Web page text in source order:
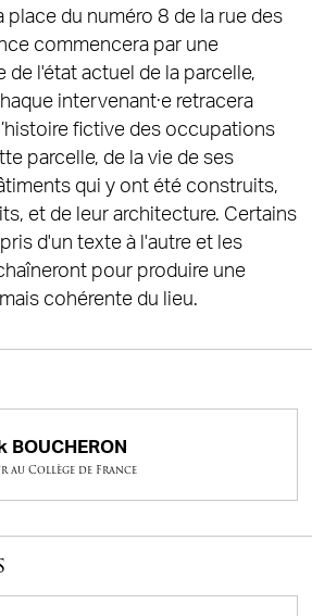
place du numéro 8 de la rue des
commencera par une
l'état actuel de la parcelle,
intervenant·e retracera
fictive des occupations
parcelle, de la vie de ses
qui y ont été construits,
et de leur architecture. Certains
d'un texte à l'autre et les
pour produire une
cohérente du lieu.
BOUCHERON
au Collège de France